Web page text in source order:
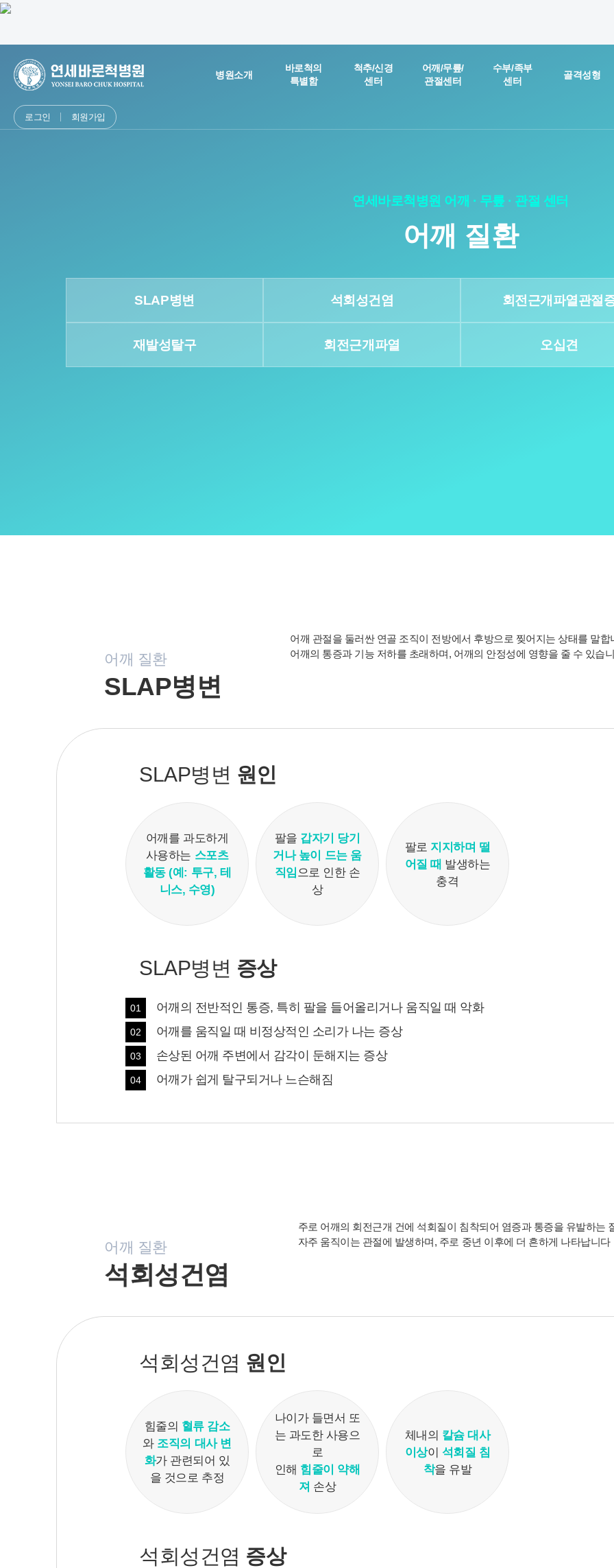
병원소개
바로척의
특별함
척추/신경
센터
어깨/무릎/
관절센터
수부/족부
센터
골격성형
로그인 회원가입
연세바로척병원 어깨 · 무릎 · 관절 센터
어깨 질환
SLAP병변 석회성건염 회전근개파열관절
재발성탈구 회전근개파열 오십견
어깨 질환
SLAP병변
어깨 관절을 둘러싼 연골 조직이 전방에서 후방으로 찢어지는 상태를 말합
어깨의 통증과 기능 저하를 초래하며, 어깨의 안정성에 영향을 줄 수 있습
SLAP병변 원인
어깨를 과도하게
사용하는 스포츠
활동 (예: 투구, 테
니스, 수영)
팔을 갑자기 당기
거나 높이 드는 움
직임으로 인한 손
상
팔로 지지하며 떨
어질 때 발생하는
충격
SLAP병변 증상
01 어깨의 전반적인 통증, 특히 팔을 들어올리거나 움직일 때 악화
02 어깨를 움직일 때 비정상적인 소리가 나는 증상
03 손상된 어깨 주변에서 감각이 둔해지는 증상
04 어깨가 쉽게 탈구되거나 느슨해짐
어깨 질환
석회성건염
주로 어깨의 회전근개 건에 석회질이 침착되어 염증과 통증을 유발하는
자주 움직이는 관절에 발생하며, 주로 중년 이후에 더 흔하게 나타납니다
석회성건염 원인
힘줄의 혈류 감소
와 조직의 대사 변
화가 관련되어 있
을 것으로 추정
나이가 들면서 또
는 과도한 사용으
로
인해 힘줄이 약해
져 손상
체내의 칼슘 대사
이상이 석회질 침
착을 유발
석회성건염 증상
진료예약 및
개인정보활용동의
정보 보호법 및 동법 시행령 등 관련 법이 정하는 대로 준수하
■ 수집하는 개인정보 항목
1. 연세바로척병원은 회원가입, 원활한 고객상담, 각종 서비
스의 제공을 위해 아래와 같은 개인정보를 수집하고 있습니
다.
[회원가입 시 수집항목]
- 수집항목: 이름, 아이디, 비밀번호, 연락처, 이메일, 나이, 성
별, 연령, 지역
호 등 카드결제 승인정보
부위, 상담시간
- 기타정보: 내원정보, 처방정보, 진료정보, 카드사명, 카드번
2. 개인정보 수집 방법
- 홈페이지, 온라인상담, 전화상담, 카카오톡상담, 실시간상
연세바로척병원에서는 개인정보를 다음의 목적이외의 용도
로는 이용하지 않으며 이용 목적이 변경될 경우에는 동의를
환급 등의 원무 서비스 제공
- 기타: 문자 및 SNS를 통한 병원소식, 질병정보 등의 안내, 설
문조사, 불만처리 등을 위한 원활한 의사소통 경로의 확보 등
2. 회원관리
서비스 이용에 따른 본인확인, 개인 식별, 불량회원의 부정 이
용 방지와 비인가 사용방지, 만 14세미만 아동 개인정보 수집
시 법정 대리인 동의여부 확인, 추후 법정대리인 본인확인, 분
쟁 조정을 위한 기록보존, 불만처리 등 민원처리, 고지사항 전
달, 회원 관리를 위한 각종 정보 제공, 소식 전달, 설문조사